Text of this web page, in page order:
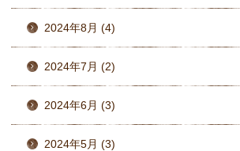
2024年8月 (4)
2024年7月 (2)
2024年6月 (3)
2024年5月 (3)